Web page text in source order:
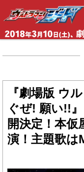
『劇場版 ウ
ぐぜ! 願い!!
開決定！本仮
演！主題歌は